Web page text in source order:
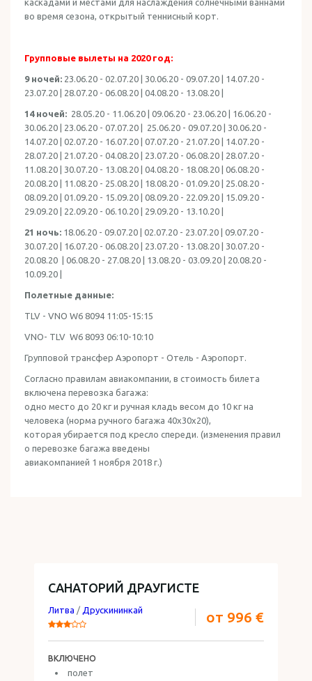
каскадами и местами для наслаждения солнечными ваннами
во время сезона, открытый теннисный корт.
Групповые вылеты на 2020 год:
9 ночей: 23.06.20 - 02.07.20 | 30.06.20 - 09.07.20 | 14.07.20 -
23.07.20 | 28.07.20 - 06.08.20 | 04.08.20 - 13.08.20 |
14 ночей: 28.05.20 - 11.06.20 | 09.06.20 - 23.06.20 | 16.06.20 -
30.06.20 | 23.06.20 - 07.07.20 | 25.06.20 - 09.07.20 | 30.06.20 -
14.07.20 | 02.07.20 - 16.07.20 | 07.07.20 - 21.07.20 | 14.07.20 -
28.07.20 | 21.07.20 - 04.08.20 | 23.07.20 - 06.08.20 | 28.07.20 -
11.08.20 | 30.07.20 - 13.08.20 | 04.08.20 - 18.08.20 | 06.08.20 -
20.08.20 | 11.08.20 - 25.08.20 | 18.08.20 - 01.09.20 | 25.08.20 -
08.09.20 | 01.09.20 - 15.09.20 | 08.09.20 - 22.09.20 | 15.09.20 -
29.09.20 | 22.09.20 - 06.10.20 | 29.09.20 - 13.10.20 |
21 ночь: 18.06.20 - 09.07.20 | 02.07.20 - 23.07.20 | 09.07.20 -
30.07.20 | 16.07.20 - 06.08.20 | 23.07.20 - 13.08.20 | 30.07.20 -
20.08.20 | 06.08.20 - 27.08.20 | 13.08.20 - 03.09.20 | 20.08.20 -
10.09.20 |
Полетные данные:
TLV - VNO W6 8094 11:05-15:15
VNO- TLV W6 8093 06:10-10:10
Групповой трансфер Аэропорт - Отель - Аэропорт.
Согласно правилам авиакомпании, в стоимость билета
включена перевозка багажа:
одно место до 20 кг и ручная кладь весом до 10 кг на
человека (норма ручного багажа 40x30x20),
которая убирается под кресло спереди. (изменения правил
о перевозке багажа введены
авиакомпанией 1 ноября 2018 г.)
САНАТОРИЙ ДРАУГИСТЕ
Литва / Друскининкай от 996 €
ВКЛЮЧЕНО
полет